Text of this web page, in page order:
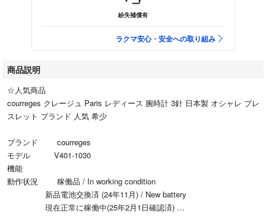
紛失補償有
ラクマ安心・安全への取り組み
商品説明
☆人気商品
courreges クレージュ Paris レディース 腕時計 3針 日本製 オシャレ ブレ
スレット ブランド 人気 希少
ブランド courreges
モデル V401-1030
機能
動作状況 稼働品 / In working condition
新品電池交換済 (24年11月) / New battery
現在正常に稼働中(25年2月1日確認済)